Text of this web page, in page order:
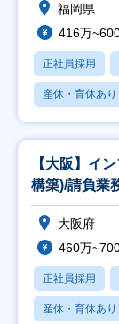
福岡県
416万
正社員採用
産休・育休あり
【大阪】イ
構築)/請負業
大阪府
460万
正社員採用
産休・育休あり